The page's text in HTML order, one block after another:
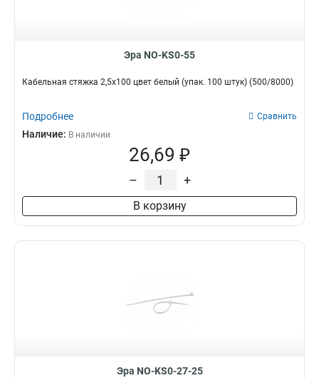
Эра NO-KS0-55
Кабельная стяжка 2,5х100 цвет белый (упак. 100 штук) (500/8000)
Подробнее Сравнить
Наличие: В наличии
26,69 ₽
– +
В корзину
Эра NO-KS0-27-25